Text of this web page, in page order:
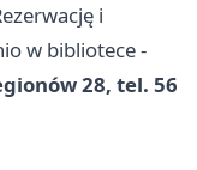
i
w bibliotece -
28, tel. 56